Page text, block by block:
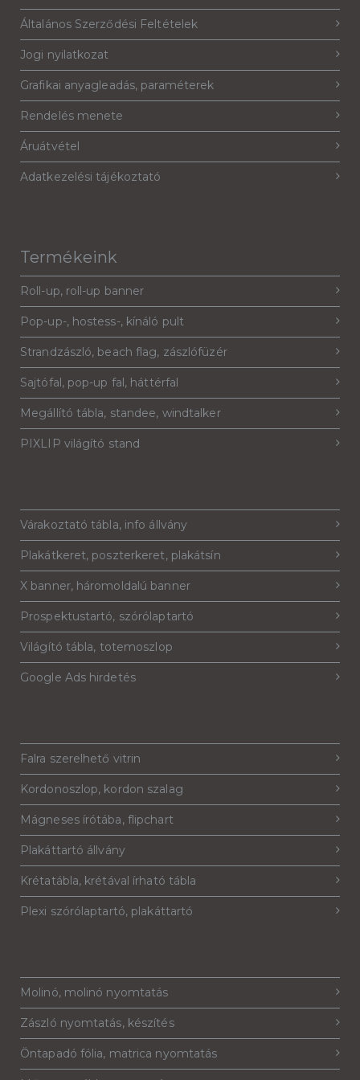
Általános Szerződési Feltételek
Jogi nyilatkozat
Grafikai anyagleadás, paraméterek
Rendelés menete
Áruátvétel
Adatkezelési tájékoztató
Termékeink
Roll-up, roll-up banner
Pop-up-, hostess-, kínáló pult
Strandzászló, beach flag, zászlófüzér
Sajtófal, pop-up fal, háttérfal
Megállító tábla, standee, windtalker
PIXLIP világító stand
Várakoztató tábla, info állvány
Plakátkeret, poszterkeret, plakátsín
X banner, háromoldalú banner
Prospektustartó, szórólaptartó
Világító tábla, totemoszlop
Google Ads hirdetés
Falra szerelhető vitrin
Kordonoszlop, kordon szalag
Mágneses írótába, flipchart
Plakáttartó állvány
Krétatábla, krétával írható tábla
Plexi szórólaptartó, plakáttartó
Molinó, molinó nyomtatás
Zászló nyomtatás, készítés
Öntapadó fólia, matrica nyomtatás